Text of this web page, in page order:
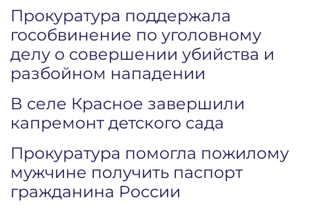
Прокуратура поддержала
гособвинение по уголовному
делу о совершении убийства и
разбойном нападении
В селе Красное завершили
капремонт детского сада
Прокуратура помогла пожилому
мужчине получить паспорт
гражданина России